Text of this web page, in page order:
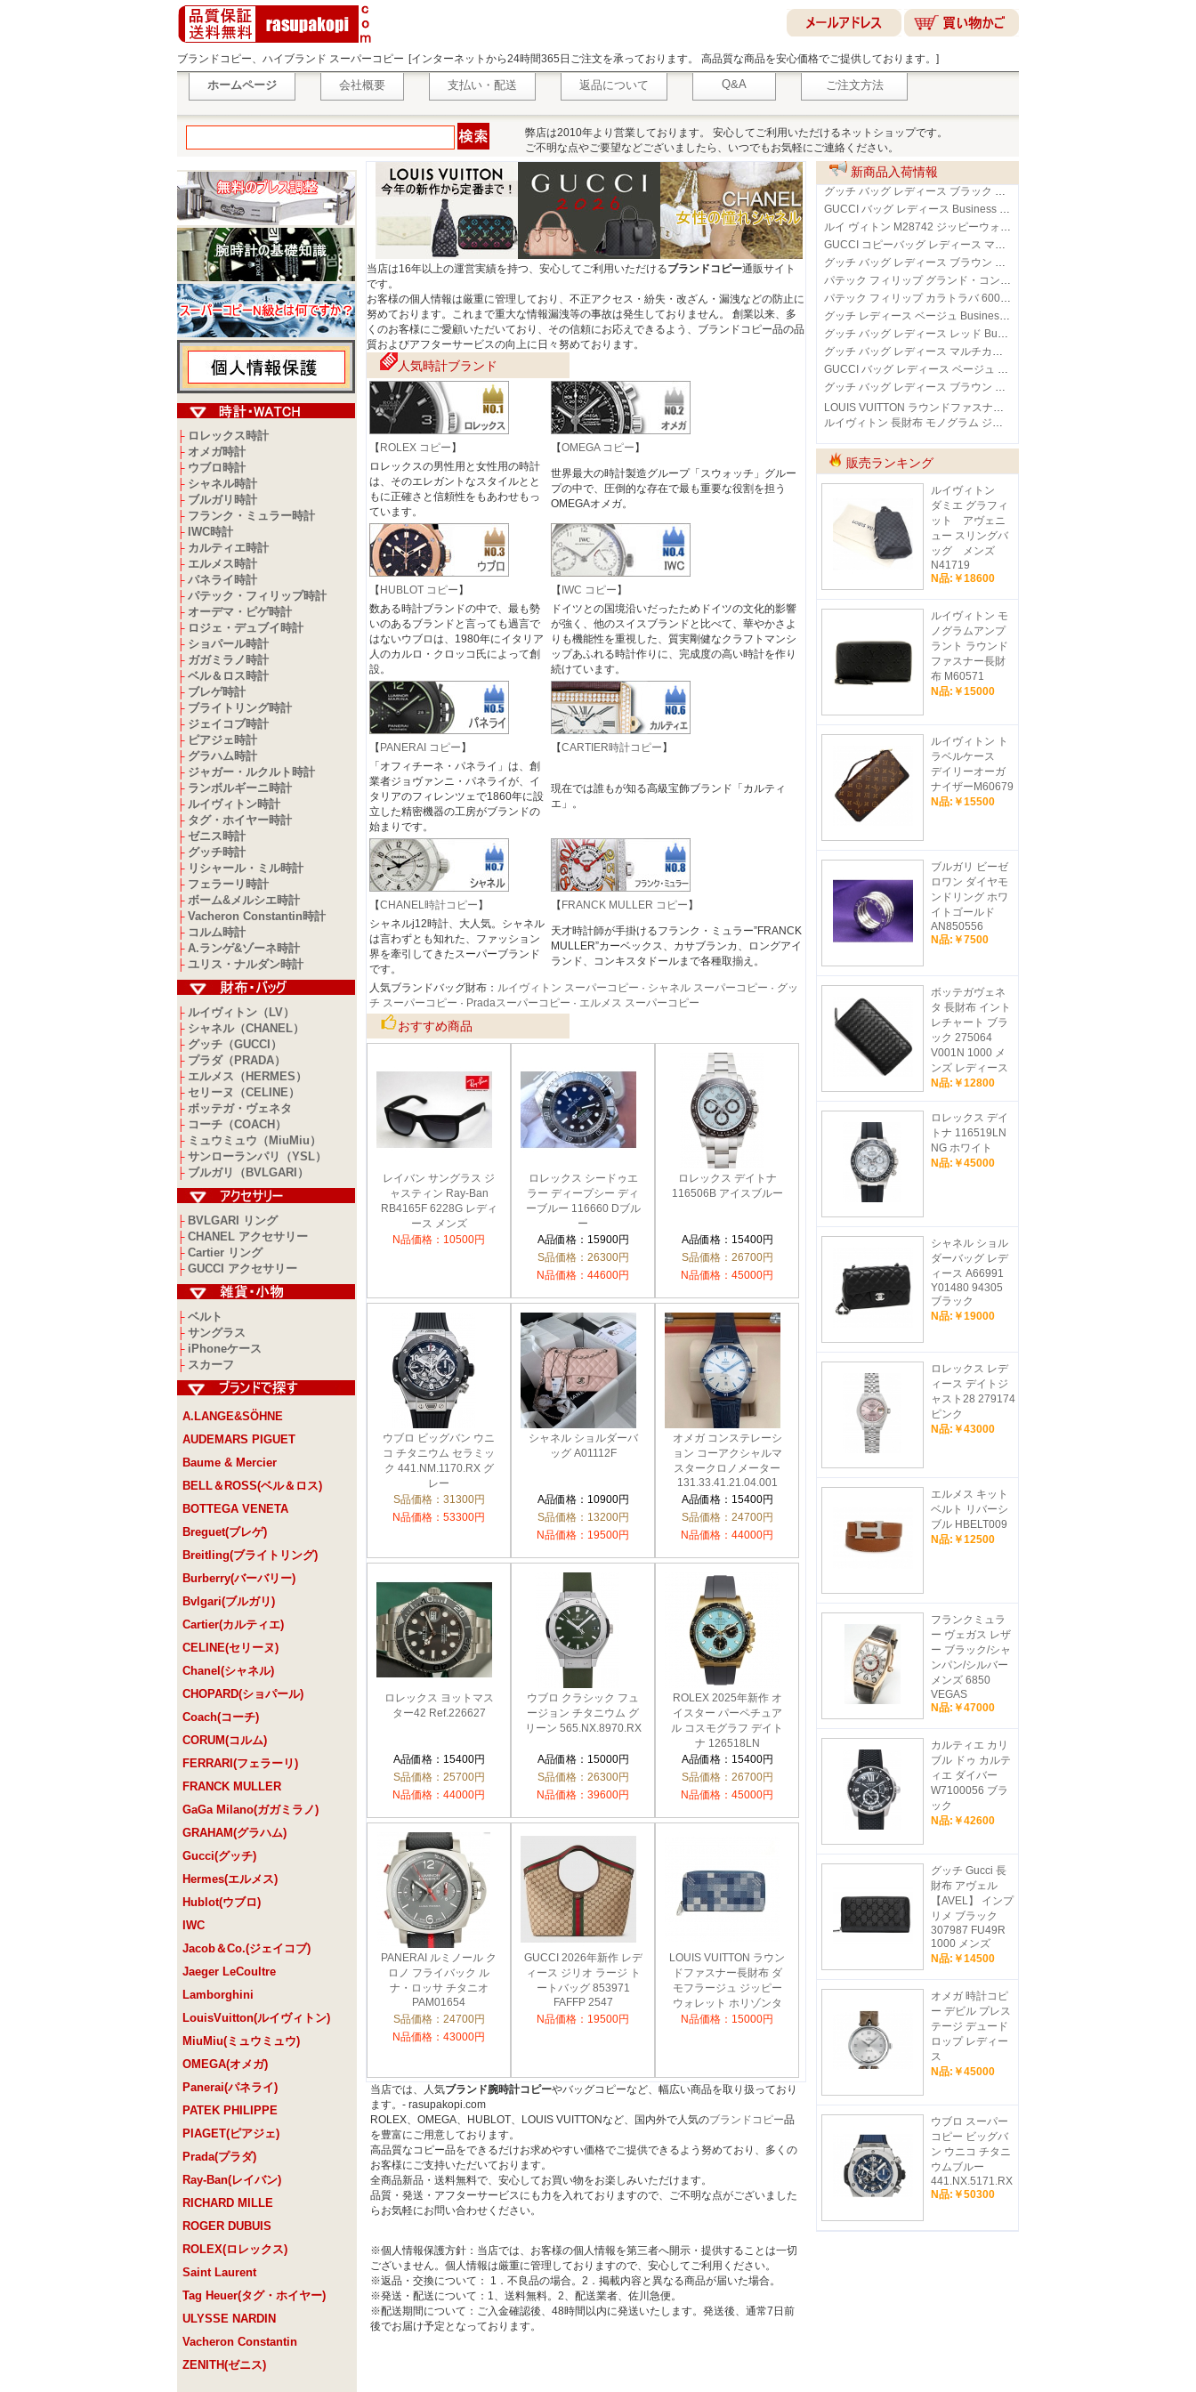
ブランドコピー、ハイブランド スーパーコピー [インターネットから24時間365日ご注文を承っております。 高品質な商品を安心価格でご提供しております。]
ホームページ 会社概要 支払い・配送 返品について Q&A ご注文方法
弊店は2010年より営業しております。 安心してご利用いただけるネットショップです。
ご不明な点やご要望などございましたら、いつでもお気軽にご連絡ください。
├ ロレックス時計
├ オメガ時計
├ ウブロ時計
├ シャネル時計
├ ブルガリ時計
├ フランク・ミュラー時計
├ IWC時計
├ カルティエ時計
├ エルメス時計
├ パネライ時計
├ パテック・フィリップ時計
├ オーデマ・ピゲ時計
├ ロジェ・デュブイ時計
├ ショパール時計
├ ガガミラノ時計
├ ベル＆ロス時計
├ ブレゲ時計
├ ブライトリング時計
├ ジェイコブ時計
├ ピアジェ時計
├ グラハム時計
├ ジャガー・ルクルト時計
├ ランボルギーニ時計
├ ルイヴィトン時計
├ タグ・ホイヤー時計
├ ゼニス時計
├ グッチ時計
├ リシャール・ミル時計
├ フェラーリ時計
├ ボーム&メルシエ時計
├ Vacheron Constantin時計
├ コルム時計
├ A.ランゲ&ゾーネ時計
├ ユリス・ナルダン時計
├ ルイヴィトン（LV）
├ シャネル（CHANEL）
├ グッチ（GUCCI）
├ プラダ（PRADA）
├ エルメス（HERMES）
├ セリーヌ（CELINE）
├ ボッテガ・ヴェネタ
├ コーチ（COACH）
├ ミュウミュウ（MiuMiu）
├ サンローランパリ（YSL）
├ ブルガリ（BVLGARI）
├ BVLGARI リング
├ CHANEL アクセサリー
├ Cartier リング
├ GUCCI アクセサリー
├ ベルト
├ サングラス
├ iPhoneケース
├ スカーフ
A.LANGE&SÖHNE
AUDEMARS PIGUET
Baume & Mercier
BELL＆ROSS(ベル＆ロス)
BOTTEGA VENETA
Breguet(ブレゲ)
Breitling(ブライトリング)
Burberry(バーバリー)
Bvlgari(ブルガリ)
Cartier(カルティエ)
CELINE(セリーヌ)
Chanel(シャネル)
CHOPARD(ショパール)
Coach(コーチ)
CORUM(コルム)
FERRARI(フェラーリ)
FRANCK MULLER
GaGa Milano(ガガミラノ)
GRAHAM(グラハム)
Gucci(グッチ)
Hermes(エルメス)
Hublot(ウブロ)
IWC
Jacob＆Co.(ジェイコブ)
Jaeger LeCoultre
Lamborghini
LouisVuitton(ルイヴィトン)
MiuMiu(ミュウミュウ)
OMEGA(オメガ)
Panerai(パネライ)
PATEK PHILIPPE
PIAGET(ピアジェ)
Prada(プラダ)
Ray-Ban(レイバン)
RICHARD MILLE
ROGER DUBUIS
ROLEX(ロレックス)
Saint Laurent
Tag Heuer(タグ・ホイヤー)
ULYSSE NARDIN
Vacheron Constantin
ZENITH(ゼニス)
当店は16年以上の運営実績を持つ、安心してご利用いただけるブランドコピー通販サイト
です。
お客様の個人情報は厳重に管理しており、不正アクセス・紛失・改ざん・漏洩などの防止に
努めております。これまで重大な情報漏洩等の事故は発生しておりません。 創業以来、多
くのお客様にご愛顧いただいており、その信頼にお応えできるよう、ブランドコピー品の品
質およびアフターサービスの向上に日々努めております。
人気時計ブランド
【 ROLEX コピー 】 【OMEGA コピー 】
ロレックスの男性用と女性用の時計
は、そのエレガントなスタイルとと
もに正確さと信頼性をもあわせもっ
ています。
世界最大の時計製造グループ「スウォッチ」グルー
プの中で、圧倒的な存在で最も重要な役割を担う
OMEGAオメガ。
【 HUBLOT コピー 】 【 IWC コピー 】
数ある時計ブランドの中で、最も勢
いのあるブランドと言っても過言で
はないウブロは、1980年にイタリア
人のカルロ・クロッコ氏によって創
設。
ドイツとの国境沿いだったためドイツの文化的影響
が強く、他のスイスブランドと比べて、華やかさよ
りも機能性を重視した、質実剛健なクラフトマンシ
ップあふれる時計作りに、完成度の高い時計を作り
続けています。
【 PANERAI コピー 】 【CARTIER時計コピー 】
「オフィチーネ・パネライ」は、創
業者ジョヴァンニ・パネライが、イ
タリアのフィレンツェで1860年に設
立した精密機器の工房がブランドの
始まりです。
現在では誰もが知る高級宝飾ブランド「カルティ
エ」。
【CHANEL時計コピー 】 【 FRANCK MULLER コピー 】
シャネルj12時計、大人気。シャネル
は言わずとも知れた、ファッション
界を牽引してきたスーパーブランド
です。
天才時計師が手掛けるフランク・ミュラー”FRANCK
MULLER”カーベックス、カサブランカ、ロングアイ
ランド、コンキスタドールまで各種取揃え。
人気ブランドバッグ財布： ルイヴィトン スーパーコピー · シャネル スーパーコピー · グッ
チ スーパーコピー · Pradaスーパーコピー · エルメス スーパーコピー
おすすめ商品
レイバン サングラス ジ
ャスティン Ray-Ban
RB4165F 6228G レディ
ース メンズ
N品価格：10500円
ロレックス シードゥエ
ラー ディープシー ディ
ーブルー 116660 Dブル
ー
A品価格：15900円
S品価格：26300円
N品価格：44600円
ロレックス デイトナ
116506B アイスブルー
A品価格：15400円
S品価格：26700円
N品価格：45000円
ウブロ ビッグバン ウニ
コ チタニウム セラミッ
ク 441.NM.1170.RX グ
レー
S品価格：31300円
N品価格：53300円
シャネル ショルダーバ
ッグ A01112F
A品価格：10900円
S品価格：13200円
N品価格：19500円
オメガ コンステレーシ
ョン コーアクシャルマ
スタークロノメーター
131.33.41.21.04.001
A品価格：15400円
S品価格：24700円
N品価格：44000円
ロレックス ヨットマス
ター42 Ref.226627
A品価格：15400円
S品価格：25700円
N品価格：44000円
ウブロ クラシック フュ
ージョン チタニウム グ
リーン 565.NX.8970.RX
A品価格：15000円
S品価格：26300円
N品価格：39600円
ROLEX 2025年新作 オ
イスター パーペチュア
ル コスモグラフ デイト
ナ 126518LN
A品価格：15400円
S品価格：26700円
N品価格：45000円
PANERAI ルミノール ク
ロノ フライバック ル
ナ・ロッサ チタニオ
PAM01654
S品価格：24700円
N品価格：43000円
GUCCI 2026年新作 レデ
ィース ジリオ ラージ ト
ートバッグ 853971
FAFFP 2547
N品価格：19500円
LOUIS VUITTON ラウン
ドファスナー長財布 ダ
モフラージュ ジッピー
ウォレット ホリゾンタ
ル M28615
N品価格：15000円
当店では、人気ブランド腕時計コピーやバッグコピーなど、幅広い商品を取り扱っており
ます。- rasupakopi.com
ROLEX、OMEGA、HUBLOT、LOUIS VUITTONなど、国内外で人気のブランドコピー品
を豊富にご用意しております。
高品質なコピー品をできるだけお求めやすい価格でご提供できるよう努めており、多くの
お客様にご支持いただいております。
全商品新品・送料無料で、安心してお買い物をお楽しみいただけます。
品質・発送・アフターサービスにも力を入れておりますので、ご不明な点がございました
らお気軽にお問い合わせください。
※個人情報保護方針：当店では、お客様の個人情報を第三者へ開示・提供することは一切
ございません。個人情報は厳重に管理しておりますので、安心してご利用ください。
※返品・交換について： 1．不良品の場合。2．掲載内容と異なる商品が届いた場合。
※発送・配送について：1、送料無料。2、配送業者、佐川急便。
※配送期間について：ご入金確認後、48時間以内に発送いたします。発送後、通常7日前
後でお届け予定となっております。
新商品入荷情報
グッチ バッグ レディース ブラック Business bags 858924AAF9KHS
GUCCI バッグ レディース Business bags 858924AAF9K
ルイ ヴィトン M28742 ジッピーウォレット･ホリゾンタル メンズ用 小銭入れ付き ラウンドファスナー長財布
GUCCI コピーバッグ レディース マルチカラー Business bags Small woven shopping bag 856098 FAFKK 9342
グッチ バッグ レディース ブラウン Business bags Large woven shopping bag ‎856096 FAFKK 9343
パテック フィリップ グランド・コンプリケーション 7140G-001
パテック フィリップ カラトラバ 6007G-010
グッチ レディース ベージュ Business bags 'Ophidia' small shoulder bag 838491FAE0P9746
グッチ バッグ レディース レッド Business bags 837280AAE38
グッチ バッグ レディース マルチカラー Business bags 'Ophidia' small handbag 836848FAE0J9867
GUCCI バッグ レディース ベージュ Business bags 815409AAFDV
グッチ バッグ レディース ブラウン Business bags 810232AADDX
LOUIS VUITTON ラウンドファスナー長財布 ダモフラージュ ジッピー ウォレット ホリゾンタル M28615
ルイヴィトン 長財布 モノグラム ジッピー・ウォレット カーキグリーン M28297
販売ランキング
ルイヴィトン
ダミエ グラフィ
ット アヴェニ
ュー スリングバ
ッグ メンズ
N41719
N品:￥18600
ルイヴィトン モ
ノグラムアンプ
ラント ラウンド
ファスナー長財
布 M60571
N品:￥15000
ルイヴィトン ト
ラベルケース
デイリーオーガ
ナイザーM60679
N品:￥15500
ブルガリ ビーゼ
ロワン ダイヤモ
ンドリング ホワ
イトゴールド
AN850556
N品:￥7500
ボッテガヴェネ
タ 長財布 イント
レチャート ブラ
ック 275064
V001N 1000 メ
ンズ レディース
N品:￥12800
ロレックス デイ
トナ 116519LN
NG ホワイト
N品:￥45000
シャネル ショル
ダーバッグ レデ
ィース A66991
Y01480 94305
ブラック
N品:￥19000
ロレックス レデ
ィース デイトジ
ャスト28 279174
ピンク
N品:￥43000
エルメス キット
ベルト リバーシ
ブル HBELT009
N品:￥12500
フランクミュラ
ー ヴェガス レザ
ー ブラック/シャ
ンパン/シルバー
メンズ 6850
VEGAS
N品:￥47000
カルティエ カリ
ブル ドゥ カルテ
ィエ ダイバー
W7100056 ブラ
ック
N品:￥42600
グッチ Gucci 長
財布 アヴェル
【AVEL】 インプ
リメ ブラック
307987 FU49R
1000 メンズ
N品:￥14500
オメガ 時計コピ
ー デビル プレス
テージ デュード
ロップ レディー
ス
N品:￥45000
ウブロ スーパー
コピー ビッグバ
ン ウニコ チタニ
ウムブルー
441.NX.5171.RX
N品:￥50300